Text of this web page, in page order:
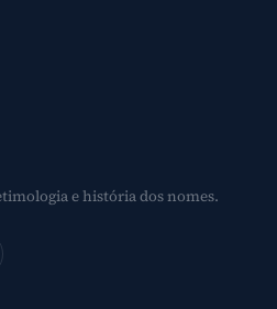
e história dos nomes.